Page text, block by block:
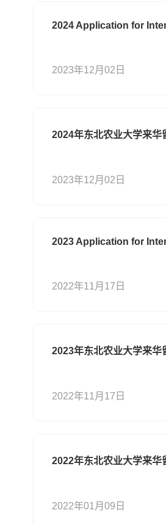
2024 Application for
2023年12月02日
2024年东北农业大学来华
2023年12月02日
2023 Application for
2022年11月17日
2023年东北农业大学来华
2022年11月17日
2022年东北农业大学来华
2022年01月09日